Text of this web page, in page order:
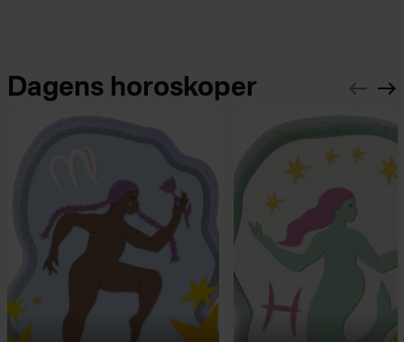
Dagens horoskoper